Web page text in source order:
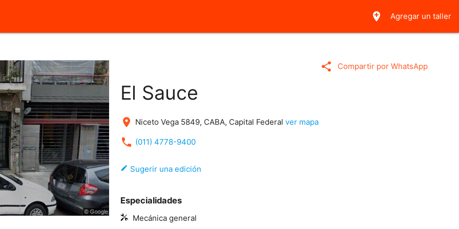
add_location Agregar un taller
share Compartir por WhatsApp
El Sauce
place Niceto Vega 5849, CABA, Capital Federalver mapa
local_phone (011) 4778-9400
edit Sugerir una edición
Especialidades
Mecánica general